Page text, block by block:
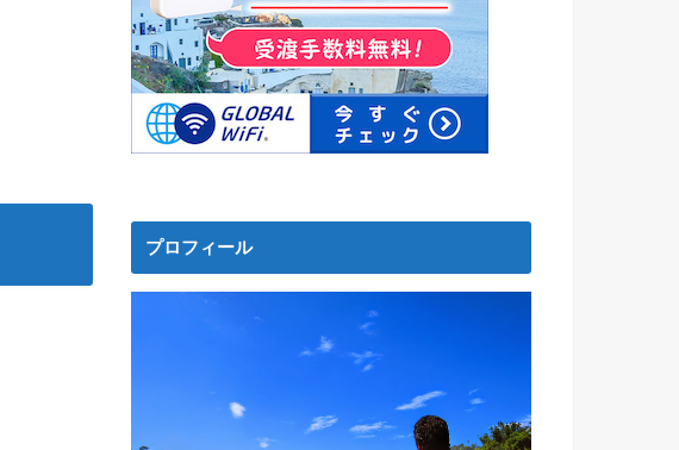
プロフィール